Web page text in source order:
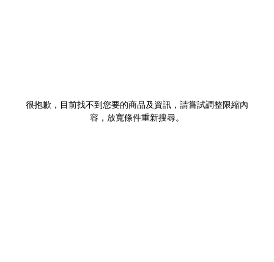
很抱歉，目前找不到您要的商品及資訊，請嘗試調整限縮內
容，放寬條件重新搜尋。